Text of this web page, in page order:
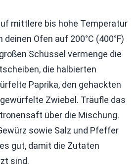
mittlere bis hohe Temperatur
Ofen auf 200°C (400°F)
Schüssel vermenge die
die halbierten
Paprika, den gehackten
Zwiebel. Träufle das
über die Mischung.
sowie Salz und Pfeffer
gut, damit die Zutaten
sind.